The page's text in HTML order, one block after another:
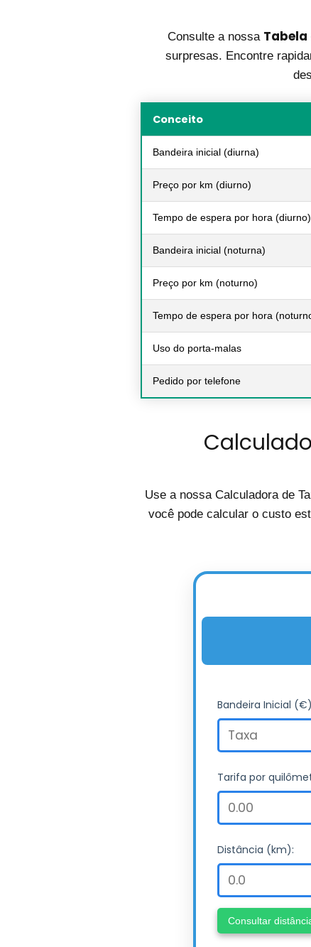
Consulte a nossa Tabela
surpresas. Encontre
Conceito
Bandeira inicial (diurna)
Preço por km (diurno)
Tempo de espera por hora (diurno)
Bandeira inicial (noturna)
Preço por km (noturno)
Tempo de espera por hora
Uso do porta-malas
Pedido por telefone
Use a nossa Calculadora de
você pode calcular o custo
Bandeira Inicial
Tarifa por
Distância (km):
Consultar distância
Taxa de